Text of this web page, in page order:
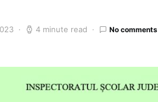
4 minute read No comments